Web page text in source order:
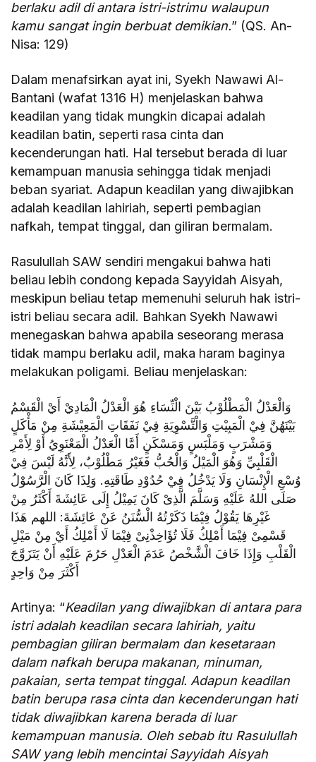
berlaku adil di antara istri-istrimu walaupun
kamu sangat ingin berbuat demikian.” (QS. An-
Nisa: 129)
Dalam menafsirkan ayat ini, Syekh Nawawi Al-
Bantani (wafat 1316 H) menjelaskan bahwa
keadilan yang tidak mungkin dicapai adalah
keadilan batin, seperti rasa cinta dan
kecenderungan hati. Hal tersebut berada di luar
kemampuan manusia sehingga tidak menjadi
beban syariat. Adapun keadilan yang diwajibkan
adalah keadilan lahiriah, seperti pembagian
nafkah, tempat tinggal, dan giliran bermalam.
Rasulullah SAW sendiri mengakui bahwa hati
beliau lebih condong kepada Sayyidah Aisyah,
meskipun beliau tetap memenuhi seluruh hak istri-
istri beliau secara adil. Bahkan Syekh Nawawi
menegaskan bahwa apabila seseorang merasa
tidak mampu berlaku adil, maka haram baginya
melakukan poligami. Beliau menjelaskan:
وَالْعَدْلُ الْمَطْلُوْبُ بَيْنَ الْنِّسَاءِ هُوَ الْعَدْلُ الْمَادِيْ أَيْ الْقَسْمُ
بَيْنَهُنَّ فِيْ الْمَبِيْتِ وَالْتَّسْوِيَةِ فِيْ نَفَقَاتِ الْمَعِيْشَةِ مِنْ مَأْكَلٍ
وَمَشْرَبٍ وَمَلْبَسٍ وَمَسْكَنٍ أَمَّا الْعَدْلُ الْمَعْنَوِيُ أَوْ لِأَمْرِ
الْقَلْبِيِّ وَهُوَ الْمَيْلُ وَالْحُبُّ فَغَيْرُ مَطْلُوْبٌ، لِأَنَّهُ لَيْسَ فِيْ
وُسْعِ الْإِنْسَانِ وَلَا يَدْخُلُ فِيْ حُدُوْدِ طَاقَتِهِ. وَلِذَا كَانَ الْرَّسُوْلُ
صَلَى اللهُ عَلَيْهِ وَسَلَّمَ الَّذِىْ كَانَ يَمِيْلُ إِلَى عَائِشَةَ أَكْثَرُ مِنْ
غَيْرِهَا يَقُوْلُ فِيْمَا ذَكَرْتُهُ الْسُّنَنُ عَنْ عَائِشَةَ: اللهم هَذَا
قَسْمِىْ فِيْمَا أَمْلِكُ فَلَا تُؤَاخِذْنِىْ فِيْمَا لَا أَمْلِكُ أَيْ مِنْ مَيْلِ
الْقَلْبِ وَإِذَا خَافَ الْشَّخْصُ عَدَمَ الْعَدْلِ حَرُمَ عَلَيْهِ أَنْ يَتَزَوَّجَ
أَكْثَرَ مِنْ وَاحِدٍ
Artinya: “Keadilan yang diwajibkan di antara para
istri adalah keadilan secara lahiriah, yaitu
pembagian giliran bermalam dan kesetaraan
dalam nafkah berupa makanan, minuman,
pakaian, serta tempat tinggal. Adapun keadilan
batin berupa rasa cinta dan kecenderungan hati
tidak diwajibkan karena berada di luar
kemampuan manusia. Oleh sebab itu Rasulullah
SAW yang lebih mencintai Sayyidah Aisyah